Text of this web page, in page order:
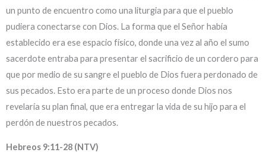
un punto de encuentro como una liturgia para que el pueblo
pudiera conectarse con Dios. La forma que el Señor había
establecido era ese espacio físico, donde una vez al año el sumo
sacerdote entraba para presentar el sacrificio de un cordero para
que por medio de su sangre el pueblo de Dios fuera perdonado de
sus pecados. Esto era parte de un proceso donde Dios nos
revelaría su plan final, que era entregar la vida de su hijo para el
perdón de nuestros pecados.
Hebreos 9:11-28 (NTV)